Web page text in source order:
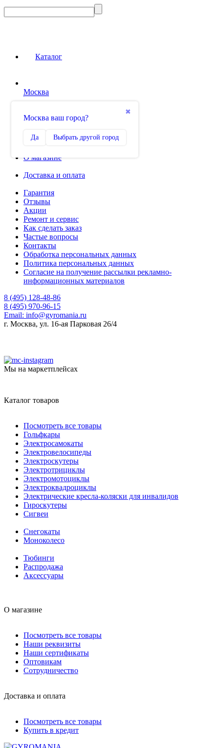
Каталог
Москва
✖
Москва ваш город?
Да Выбрать другой город
0
Избранное
О магазине
Доставка и оплата
Гарантия
Отзывы
Акции
Ремонт и сервис
Как сделать заказ
Частые вопросы
Контакты
Обработка персональных данных
Политика персональных данных
Согласие на получение рассылки рекламно-
информационных материалов
8 (495) 128-48-86
8 (495) 970-96-15
Email: info@gyromania.ru
г. Москва, ул. 16-ая Парковая 26/4
Мы на маркетплейсах
Каталог товаров
Посмотреть все товары
Гольфкары
Электросамокаты
Электровелосипеды
Электроскутеры
Электротрициклы
Электромотоциклы
Электроквадроциклы
Электрические кресла-коляски для инвалидов
Гироскутеры
Сигвеи
Снегокаты
Моноколесо
Тюбинги
Распродажа
Аксессуары
О магазине
Посмотреть все товары
Наши реквизиты
Наши сертификаты
Оптовикам
Сотрудничество
Доставка и оплата
Посмотреть все товары
Купить в кредит